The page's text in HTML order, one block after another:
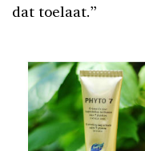
dat toelaat.”